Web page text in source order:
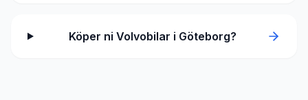
Köper ni Volvobilar i Göteborg?